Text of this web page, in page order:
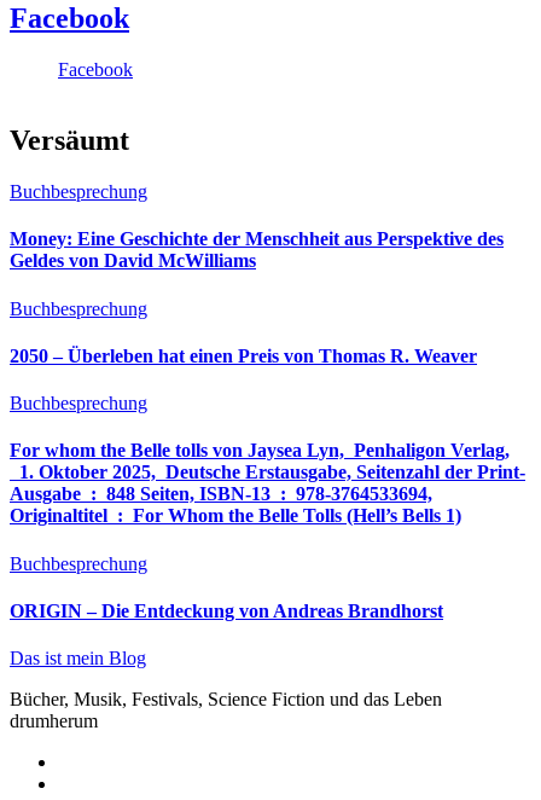
Facebook
Facebook
Versäumt
Buchbesprechung
Money: Eine Geschichte der Menschheit aus Perspektive des
Geldes von David McWilliams
Buchbesprechung
2050 – Überleben hat einen Preis von Thomas R. Weaver
Buchbesprechung
For whom the Belle tolls von Jaysea Lyn, ‎ Penhaligon Verlag,
‎ 1. Oktober 2025, ‎ Deutsche Erstausgabe, Seitenzahl der Print-
Ausgabe ‏ : ‎ 848 Seiten, ISBN-13 ‏ : ‎ 978-3764533694,
Originaltitel ‏ : ‎ For Whom the Belle Tolls (Hell’s Bells 1)
Buchbesprechung
ORIGIN – Die Entdeckung von Andreas Brandhorst
Das ist mein Blog
Bücher, Musik, Festivals, Science Fiction und das Leben
drumherum